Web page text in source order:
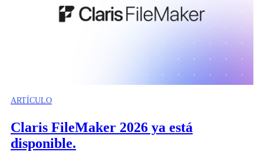
ARTÍCULO
Claris FileMaker 2026 ya está
disponible.